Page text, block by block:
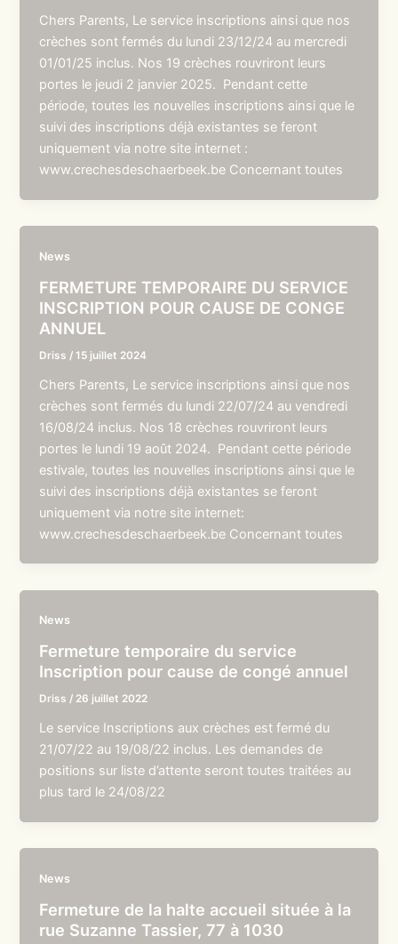
Chers Parents, Le service inscriptions ainsi que nos
crèches sont fermés du lundi 23/12/24 au mercredi
01/01/25 inclus. Nos 19 crèches rouvriront leurs
portes le jeudi 2 janvier 2025. Pendant cette
période, toutes les nouvelles inscriptions ainsi que le
suivi des inscriptions déjà existantes se feront
uniquement via notre site internet :
www.crechesdeschaerbeek.be Concernant toutes
News
FERMETURE TEMPORAIRE DU SERVICE
INSCRIPTION POUR CAUSE DE CONGE
ANNUEL
Driss /15 juillet 2024
Chers Parents, Le service inscriptions ainsi que nos
crèches sont fermés du lundi 22/07/24 au vendredi
16/08/24 inclus. Nos 18 crèches rouvriront leurs
portes le lundi 19 août 2024. Pendant cette période
estivale, toutes les nouvelles inscriptions ainsi que le
suivi des inscriptions déjà existantes se feront
uniquement via notre site internet:
www.crechesdeschaerbeek.be Concernant toutes
News
Fermeture temporaire du service
Inscription pour cause de congé annuel
Driss / 26 juillet 2022
Le service Inscriptions aux crèches est fermé du
21/07/22 au 19/08/22 inclus. Les demandes de
positions sur liste d’attente seront toutes traitées au
plus tard le 24/08/22
News
Fermeture de la halte accueil située à la
rue Suzanne Tassier, 77 à 1030